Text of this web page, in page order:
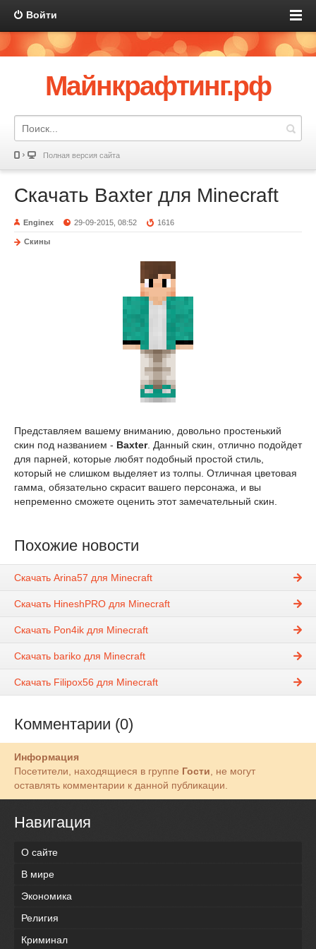
Войти
Майнкрафтинг.рф
Полная версия сайта
Скачать Baxter для Minecraft
Enginex 29-09-2015, 08:52 1616
Скины
Представляем вашему вниманию, довольно простенький
скин под названием - Baxter. Данный скин, отлично подойдет
для парней, которые любят подобный простой стиль,
который не слишком выделяет из толпы. Отличная цветовая
гамма, обязательно скрасит вашего персонажа, и вы
непременно сможете оценить этот замечательный скин.
Похожие новости
Скачать Arina57 для Minecraft
Скачать HineshPRO для Minecraft
Скачать Pon4ik для Minecraft
Скачать bariko для Minecraft
Скачать Filipox56 для Minecraft
Комментарии (0)
Информация
Посетители, находящиеся в группе Гости, не могут
оставлять комментарии к данной публикации.
Навигация
О сайте
В мире
Экономика
Религия
Криминал